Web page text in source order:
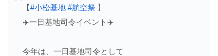
【#小松基地 #航空祭 】
✈️一日基地司令イベント✈️
今年は、一日基地司令として